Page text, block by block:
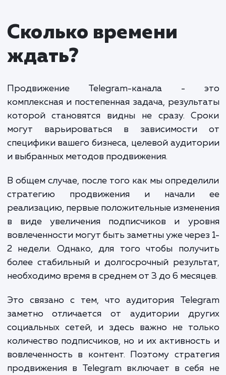
Мы предлагаем комплексный подход к
продвижению вашего Telegram-канала, включая
стратегию контента, SEO-оптимизацию,
тематик и размеров и знает, как привлечь и
аудиторию в Telegram.
Стоимость продвижения Telegram-канала
варьируется в зависимости от того, какие задачи
стоят перед нами. Базовый пакет услуг,
подготовку контента и его публикацию, может
услуг, таких как таргетированная реклама,
сотрудничество с другими каналами или
конкурсов и акций, стоимость может
30 000-40 000 рублей в месяц и выше.
Мы всегда готовы обсудить ваш проект и предложить
индивидуальное решение, которое будет
вашим целям и бюджету. Давайте вместе превратим ваш
Telegram-канал в мощный маркетинговый инструмент!
ЗАКАЗАТЬ УСЛУГИ